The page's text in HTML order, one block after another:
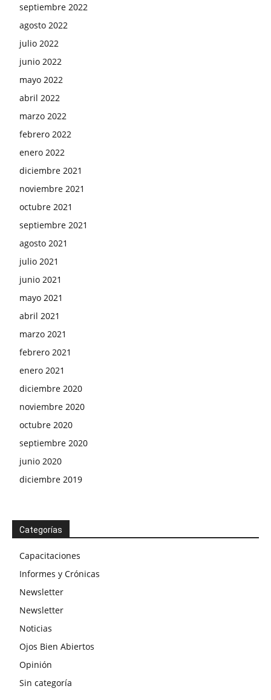
septiembre 2022
agosto 2022
julio 2022
junio 2022
mayo 2022
abril 2022
marzo 2022
febrero 2022
enero 2022
diciembre 2021
noviembre 2021
octubre 2021
septiembre 2021
agosto 2021
julio 2021
junio 2021
mayo 2021
abril 2021
marzo 2021
febrero 2021
enero 2021
diciembre 2020
noviembre 2020
octubre 2020
septiembre 2020
junio 2020
diciembre 2019
Categorías
Capacitaciones
Informes y Crónicas
Newsletter
Newsletter
Noticias
Ojos Bien Abiertos
Opinión
Sin categoría